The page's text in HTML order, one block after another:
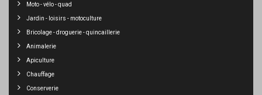
Moto - vélo - quad
Jardin - loisirs - motoculture
Bricolage - droguerie - quincaillerie
Animalerie
Apiculture
Chauffage
Conserverie